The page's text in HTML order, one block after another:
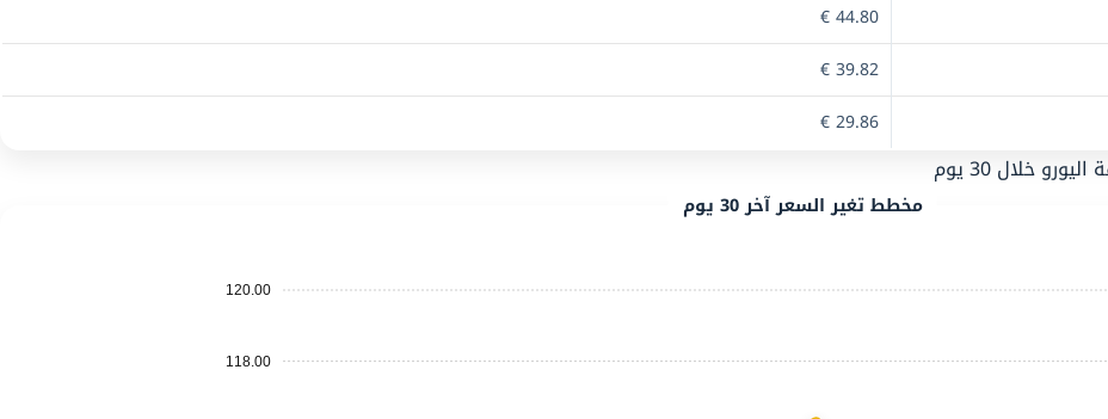
44.80 €
39.82 €
29.86 €
مخطط تغير السعر آخر 30 يوم
120.00
118.00